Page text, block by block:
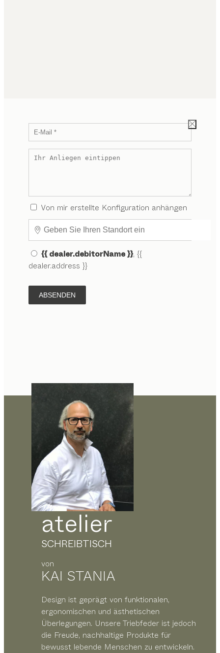
Von mir erstellte Konfiguration anhängen
{{ dealer.debitorName }}, {{
dealer.address }}
ABSENDEN
atelier
SCHREIBTISCH
von
KAI STANIA
Design ist geprägt von funktionalen,
ergonomischen und ästhetischen
Überlegungen. Unsere Triebfeder ist jedoch
die Freude, nachhaltige Produkte für
bewusst lebende Menschen zu entwickeln.